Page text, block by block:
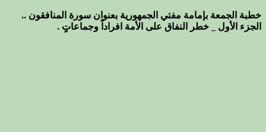
خطبة الجمعة بإمامة مفتي الجمهورية بعنوان سورة المنافقون ..
الجزء الأول _ خطر النفاق على الأمة افراداً وجماعاتٍ .